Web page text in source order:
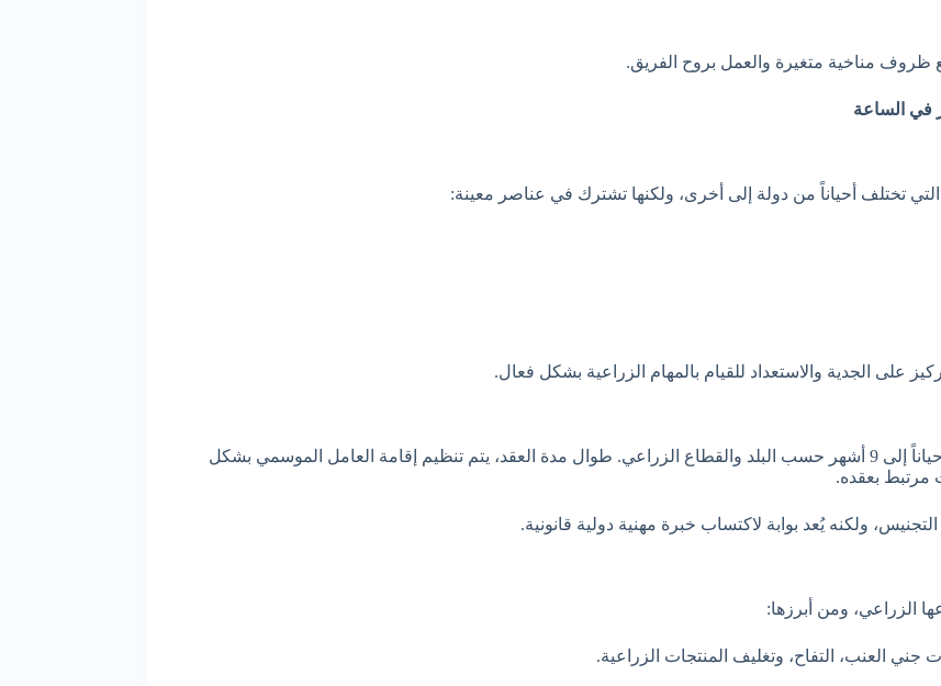
ظروف مناخية متغيرة والعمل بروح الفريق.
تختلف أحياناً من دولة إلى أخرى، ولكنها تشترك في عناصر معينة:
على الجدية والاستعداد للقيام بالمهام الزراعية بشكل فعال.
عادةً ما تتراوح مدة عقد العمل الموسمي بين 3 إلى 6 أشهر، وقد تصل أحياناً إلى 9 أشهر حسب البلد والقطاع الزراعي. طوال مدة العقد، يتم تنظيم إقامة العامل الموسمي بشكل
مرتبط بعقده.
ولكنه يُعد بوابة لاكتساب خبرة مهنية دولية قانونية.
الزراعي، ومن أبرزها:
العنب، التفاح، وتغليف المنتجات الزراعية.